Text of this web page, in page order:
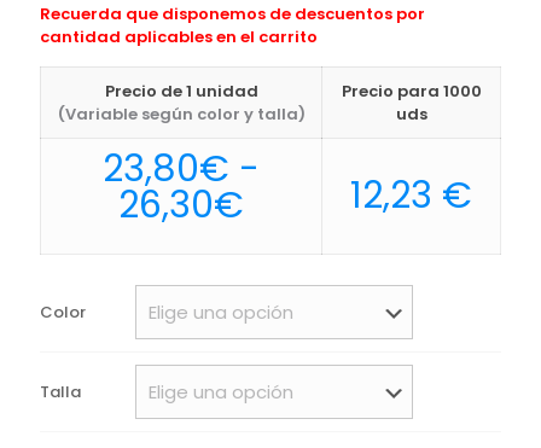
Recuerda que disponemos de descuentos por
cantidad aplicables en el carrito
Precio de 1 unidad
(Variable según color y talla)
Precio para 1000
uds
23,80€ -
26,30€ Rango
precios:
desde
23,80€
hasta
26,30€
12,23 €
Color
Talla